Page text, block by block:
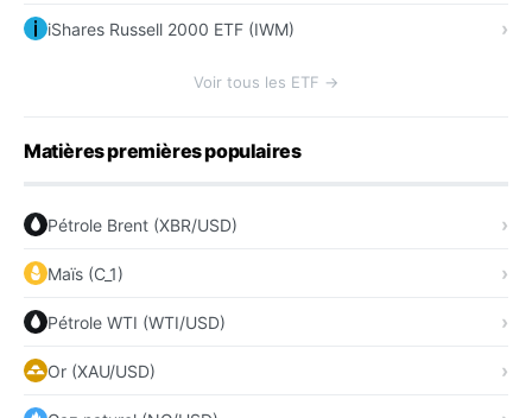
iShares Russell 2000 ETF (IWM)
Voir tous les ETF →
Matières premières populaires
Pétrole Brent (XBR/USD)
Maïs (C_1)
Pétrole WTI (WTI/USD)
Or (XAU/USD)